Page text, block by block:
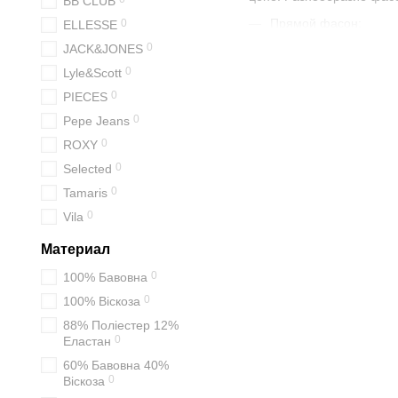
ELLESSE 0
JACK&JONES 0
Lyle&Scott 0
PIECES 0
Pepe Jeans 0
ROXY 0
Selected 0
Tamaris 0
Vila 0
Материал
100% Бавовна 0
100% Віскоза 0
88% Поліестер 12%
Еластан 0
60% Бавовна 40%
Віскоза 0